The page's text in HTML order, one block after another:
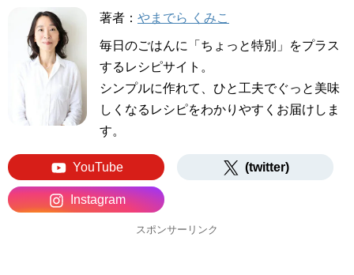
著者： やまでら くみこ
毎日のごはんに「ちょっと特別」をプラス
するレシピサイト。
シンプルに作れて、ひと工夫でぐっと美味
しくなるレシピをわかりやすくお届けしま
す。
YouTube (twitter)
Instagram
スポンサーリンク